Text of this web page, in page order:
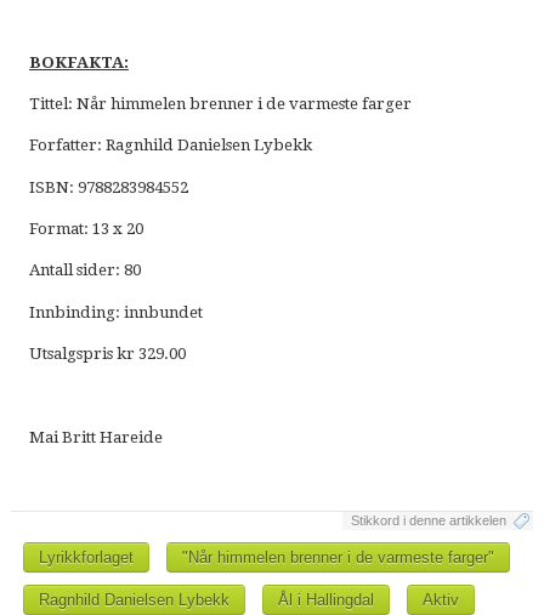
BOKFAKTA:
Tittel: Når himmelen brenner i de varmeste farger
Forfatter: Ragnhild Danielsen Lybekk
ISBN: 9788283984552
Format: 13 x 20
Antall sider: 80
Innbinding: innbundet
Utsalgspris kr 329.00
Mai Britt Hareide
Stikkord i denne artikkelen
Lyrikkforlaget "Når himmelen brenner i de varmeste farger"
Ragnhild Danielsen Lybekk Ål i Hallingdal Aktiv